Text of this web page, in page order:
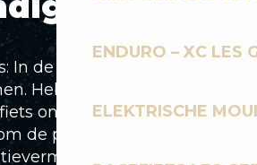
ENDURO – XC LES
ELEKTRISCHE
In de Canyon kun je het
Heb geen last van het
onder je werken. Het is
de precisie van je vering
te testen. Pas